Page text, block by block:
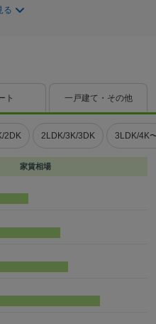
る
ト 一戸建て・その他
2DK 2LDK/3K/3DK 3LDK/4K
家賃相場